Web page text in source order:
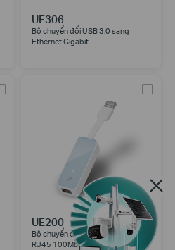
UE306
Bộ chuyển đổi USB 3.0 sang
Ethernet Gigabit
UE200
Bộ chuyển đổi USB 2.0 sang LAN
RJ45 100Mbps